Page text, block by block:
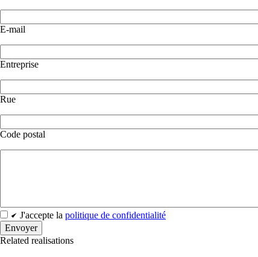
E-mail
Entreprise
Rue
Code postal
J'accepte la politique de confidentialité
Related realisations